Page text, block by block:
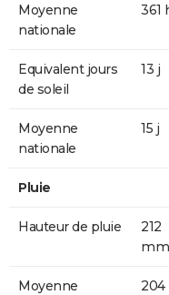
Moyenne
nationale
361
Equivalent jours
de soleil
13 j
Moyenne
nationale
15 j
Pluie
Hauteur de pluie
212
mm
Moyenne
204